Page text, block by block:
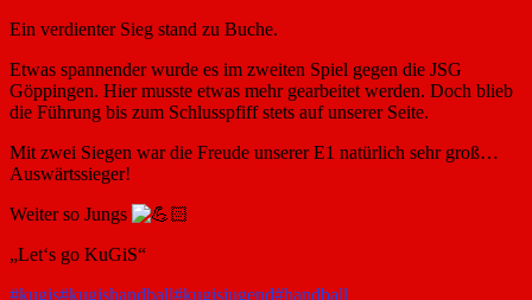
Ein verdienter Sieg stand zu Buche.
Etwas spannender wurde es im zweiten Spiel gegen die JSG
Göppingen. Hier musste etwas mehr gearbeitet werden. Doch blieb
die Führung bis zum Schlusspfiff stets auf unserer Seite.
Mit zwei Siegen war die Freude unserer E1 natürlich sehr groß…
Auswärtssieger!
Weiter so Jungs
„Let‘s go KuGiS“
#kugis#kugishandball#kugisjugend#handball